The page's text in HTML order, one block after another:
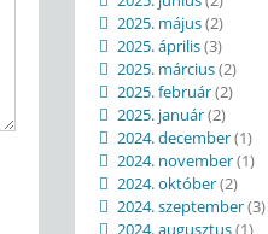
2025. május(2)
2025. április(3)
2025. március(2)
2025. február(2)
2025. január(2)
2024. december(1)
2024. november(1)
2024. október(2)
2024. szeptember(3)
2024. augusztus(1)